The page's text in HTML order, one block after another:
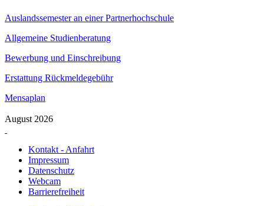
Auslandssemester an einer Partnerhochschule
Allgemeine Studienberatung
Bewerbung und Einschreibung
Erstattung Rückmeldegebühr
Mensaplan
August 2026
Kontakt - Anfahrt
Impressum
Datenschutz
Webcam
Barrierefreiheit